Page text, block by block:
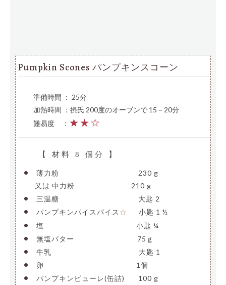
Pumpkin Scones パンプキンスコーン
準備時間 ： 25分
加熱時間 ：摂氏 200度のオーブンで 15－20分
難易度
： ★★☆
【 材料 8 個分 】
• 薄力粉
230 g
又は 中力粉 210 g
• 三温糖 大匙 2
• パンプキンパイスパイス ☆ 小匙 1 ½
• 塩 小匙 ¼
• 無塩バター 75ｇ
• 牛乳 大匙 1
• 卵 1個
• パンプキンピューレ(缶詰) 100 g